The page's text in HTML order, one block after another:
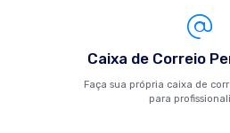
Caixa de Correio
Faça sua própria caixa de
para